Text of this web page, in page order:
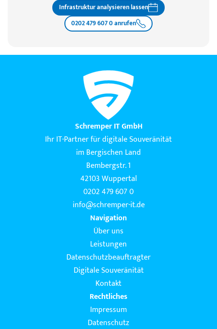
Infrastruktur analysieren lassen
0202 479 607 0 anrufen
Schremper IT GmbH
Ihr IT-Partner für digitale Souveränität
im Bergischen Land
Bembergstr. 1
42103 Wuppertal
0202 479 607 0
info@schremper-it.de
Navigation
Über uns
Leistungen
Datenschutzbeauftragter
Digitale Souveränität
Kontakt
Rechtliches
Impressum
Datenschutz